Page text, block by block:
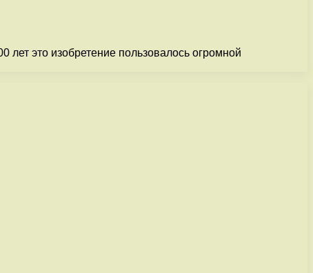
это изобретение пользовалось огромной